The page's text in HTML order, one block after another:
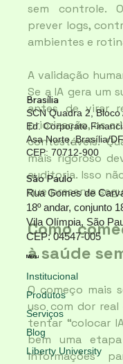
sem controle.
prever logs,
ambientes e
A validação
Se a IA gera um
antes de virar
priorização, os
contestáveis.
mais rigoroso
auditoria. Isso
que preserva
Como
à saúde
O começo mais
uso com dor
tentar “colocar
bem uma
informações
Brasília
SCN Quadra 2, Bloco
Ed. Corporate
Asa Norte, Brasília/DF
CEP: 70712-900
São Paulo
Rua Gomes de
18º andar, conjunto
Vila Olímpia, São
CEP: 04547-005
Institucional
Produtos
Serviços
Blog
Liberty University
Menu